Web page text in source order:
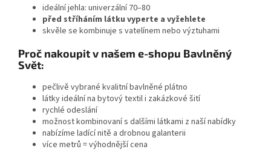
ideální jehla: univerzální 70–80
před stříháním látku vyperte a vyžehlete
skvěle se kombinuje s vatelínem nebo výztuhami
Proč nakoupit v našem e-shopu Bavlněný
Svět:
pečlivě vybrané kvalitní bavlněné plátno
látky ideální na bytový textil i zakázkové šití
rychlé odeslání
možnost kombinovaní s dalšími látkami z naší nabídky
nabízíme ladící nitě a drobnou galanterii
více metrů = výhodnější cena